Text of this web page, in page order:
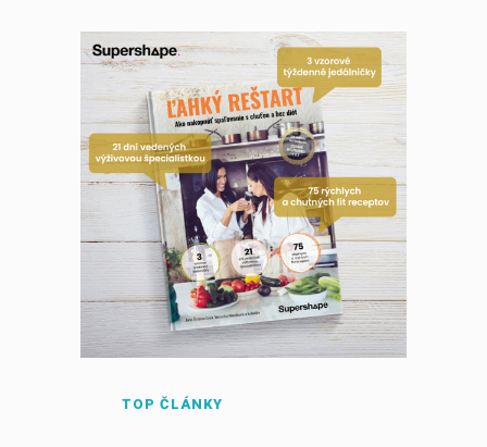
TOP ČLÁNKY